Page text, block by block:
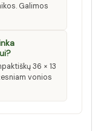
Galimos
36 × 13
vonios